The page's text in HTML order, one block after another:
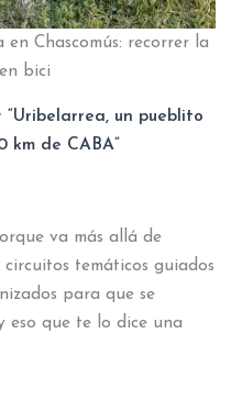
Chascomús: recorrer la
bici
“Uribelarrea, un pueblito
km de CABA”
va más allá de
temáticos guiados
para que se
eso que te lo dice una